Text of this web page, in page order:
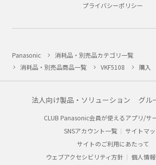
プライバシーポリシー
Panasonic
消耗品・別売品カテゴリ一覧
消耗品・別売品商品一覧
VKF5108 購入
法人向け製品・ソリューション グル
CLUB Panasonic会員が使えるアプリ/サ
SNSアカウント一覧
サイトマ
サイトのご利用にあたって
ウェブアクセシビリティ方針
個人情